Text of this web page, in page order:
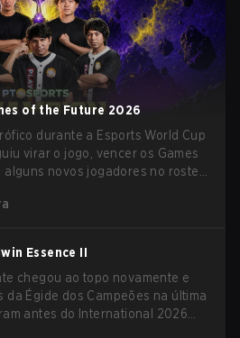
of the Future 2026
durante a Esports World Cup
virar o jogo, vencer os Games
novos jogadores no roster
Essence II
chegou ao topo novamente e
Égide dos Campeões na última
antes do International 2026